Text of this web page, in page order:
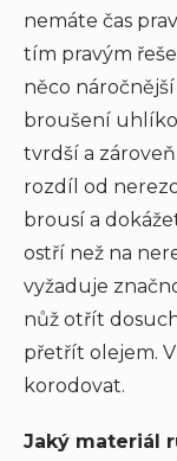
nemáte čas
tím pravým
něco
broušení
tvrdší a
rozdíl od
brousí a
ostří než na
vyžaduje
nůž otřít
přetřít olejem.
korodovat.
Jaký materiál